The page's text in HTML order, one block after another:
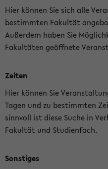
Hier können Sie sich alle
bestimmten Fakultät
Außerdem haben Sie
Fakultäten geöffnete
Zeiten
Hier können Sie
Tagen und zu bestimmten
sinnvoll ist diese Suche in
Fakultät und Studienfach.
Sonstiges